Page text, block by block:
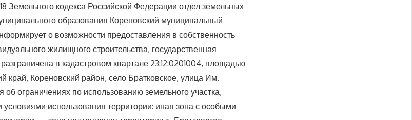
Земельного кодекса Российской Федерации отдел земельных
образования Кореновский муниципальный
о возможности предоставления в собственность
жилищного строительства, государственная
в кадастровом квартале 23:12:0201004, площадью
край, Кореновский район, село Братковское, улица Им.
ограничениях по использованию земельного участка,
использования территории: иная зона с особыми